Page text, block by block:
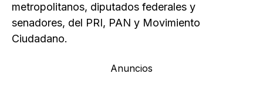
metropolitanos, diputados federales y
senadores, del PRI, PAN y Movimiento
Ciudadano.
Anuncios